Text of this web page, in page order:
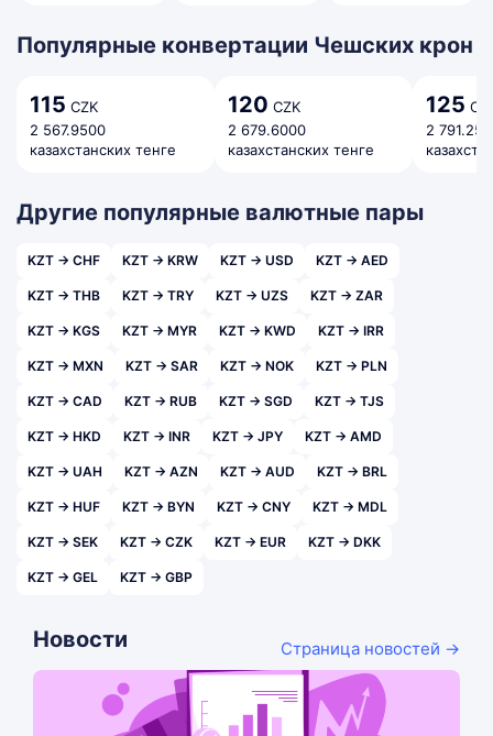
Популярные конвертации Чешских крон
115 CZK
2 567.9500
казахстанских тенге
120 CZK
2 679.6000
казахстанских тенге
125
2
Другие популярные валютные пары
KZT → CHF KZT → KRW KZT → USD KZT → AED
KZT → THB KZT → TRY KZT → UZS KZT → ZAR
KZT → KGS KZT → MYR KZT → KWD KZT → IRR
KZT → MXN KZT → SAR KZT → NOK KZT → PLN
KZT → CAD KZT → RUB KZT → SGD KZT → TJS
KZT → HKD KZT → INR KZT → JPY KZT → AMD
KZT → UAH KZT → AZN KZT → AUD KZT → BRL
KZT → HUF KZT → BYN KZT → CNY KZT → MDL
KZT → SEK KZT → CZK KZT → EUR KZT → DKK
KZT → GEL KZT → GBP
Новости Страница новостей →